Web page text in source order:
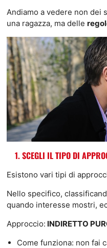
Andiamo a vedere non dei
una ragazza, ma delle
1. SCEGLI IL TIPO DI
Esistono vari tipi di
Nello specifico,
quando interesse mostri,
Approccio: INDIRETTO
Come funziona: non fai